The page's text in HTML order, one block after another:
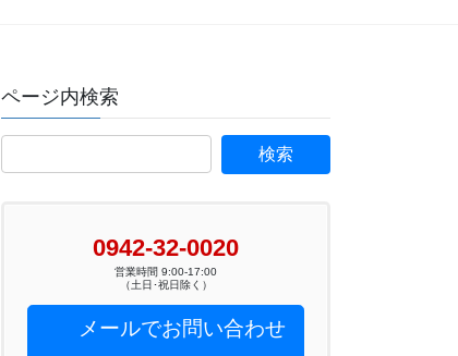
ページ内検索
0942-32-0020
営業時間 9:00-17:00
（土日･祝日除く）
メールでお問い合わせ